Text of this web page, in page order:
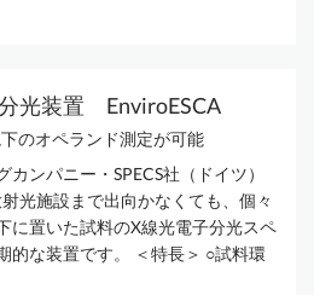
光装置 EnviroESCA
のオペランド測定が可能
ンパニー・SPECS社（ドイツ）
光施設まで出向かなくても、個々
に置いた試料のX線光電子分光スペ
的な装置です。 ＜特長＞ ○試料環